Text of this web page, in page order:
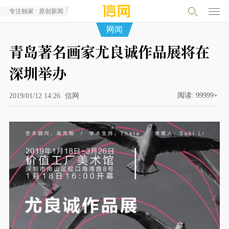
专注独家 · 原创新闻
网闻
青岛著名画家尤良诚作品展将在
深圳举办
2019/01/12 14:26 信网 阅读: 99999+